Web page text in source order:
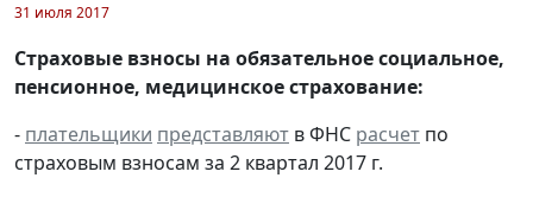
31 июля 2017
Страховые взносы на обязательное социальное,
пенсионное, медицинское страхование:
- плательщики представляют в ФНС расчет по
страховым взносам за 2 квартал 2017 г.